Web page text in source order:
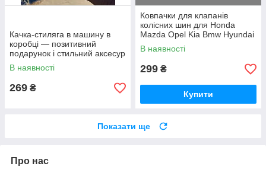
Качка-стиляга в машину в
коробці — позитивний
подарунок і стильний аксесур
В наявності
269 ₴
Ковпачки для клапанів
колісних шин для Honda
Mazda Opel Kia Bmw Hyundai
Audi Lexus Mercedes, black
В наявності
299 ₴
Купити
Показати ще
Про нас